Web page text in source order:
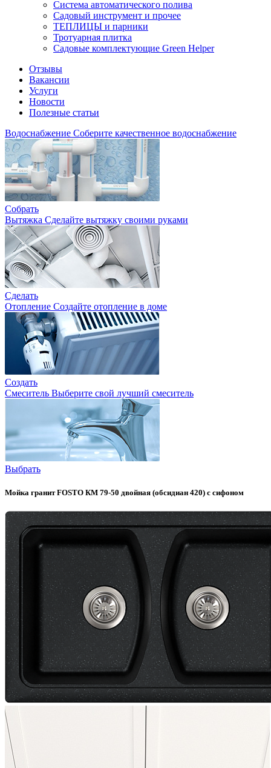
Система автоматического полива
Садовый инструмент и прочее
ТЕПЛИЦЫ и парники
Тротуарная плитка
Садовые комплектующие Green Helper
Отзывы
Вакансии
Услуги
Новости
Полезные статьи
Водоснабжение Соберите качественное водоснабжение
Собрать
Вытяжка Сделайте вытяжку своими руками
Сделать
Отопление Создайте отопление в доме
Создать
Смеситель Выберите свой лучший смеситель
Выбрать
Мойка гранит FOSTO КМ 79-50 двойная (обсидиан 420) с сифоном